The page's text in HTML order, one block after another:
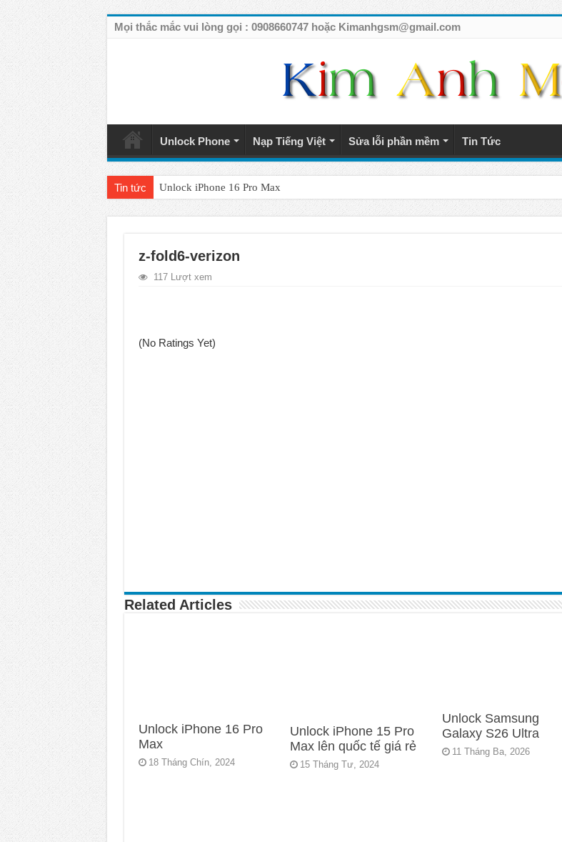
Mọi thắc mắc vui lòng gọi : 0908660747 hoặc Kimanhgsm@gmail.com
Unlock Phone Nạp Tiếng Việt Sửa lỗi phần mềm Tin Tức
Tin tức Unlock iPhone 16 Pro Max
Unlock iPhone 15 Pro Max lên quốc tế giá rẻ
Unlock Motorola Razr 2025
Unlock Motorola Razr 2024
z-fold6-verizon
117 Lượt xem
(No Ratings Yet)
Related Articles
Unlock iPhone 16 Pro
Max
18 Tháng Chín, 2024
Unlock iPhone 15 Pro
Max lên quốc tế giá rẻ
15 Tháng Tư, 2024
Unlock Samsung
Galaxy S26 Ultra
11 Tháng Ba, 2026